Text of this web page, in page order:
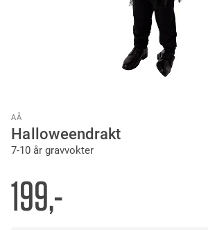
AÅ
Halloweendrakt
7-10 år gravvokter
199,-
to
the
beginning
the
images
gallery